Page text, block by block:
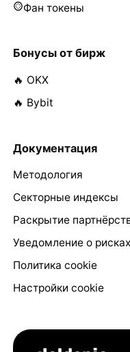
Фан токены
Бонусы от бирж
🔥 OKX
🔥 Bybit
Документация
Методология
Секторные индексы
Раскрытие
Уведомление о рисках
Политика cookie
Настройки cookie